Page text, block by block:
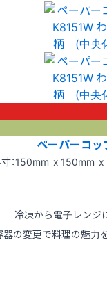
ペーパーコ
：150mm x 150mm x
冷凍から電子レンジ
器の変更で料理の魅力